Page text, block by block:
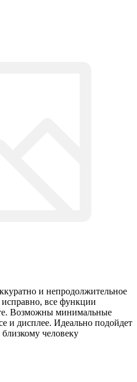
и непродолжительное
все функции
Возможны минимальные
и дисплее. Идеально подойдет
человеку